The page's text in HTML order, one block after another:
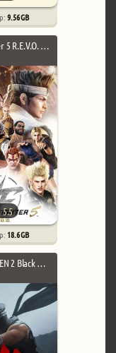
9.56 GB
5 R.E.V.O. …
5.5
18.6 GB
2 Black …